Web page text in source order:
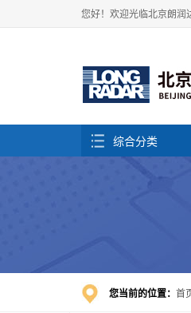
您好！欢迎光临北京朗润
综合分类
您当前的位置： 首